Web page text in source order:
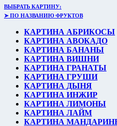
ВЫБРАТЬ КАРТИНУ:
➤ ПО НАЗВАНИЮ ФРУКТОВ
КАРТИНА АБРИКОСЫ
КАРТИНА АВОКАДО
КАРТИНА БАНАНЫ
КАРТИНА ВИШНИ
КАРТИНА ГРАНАТЫ
КАРТИНА ГРУШИ
КАРТИНА ДЫНЯ
КАРТИНА ИНЖИР
КАРТИНА ЛИМОНЫ
КАРТИНА ЛАЙМ
КАРТИНА